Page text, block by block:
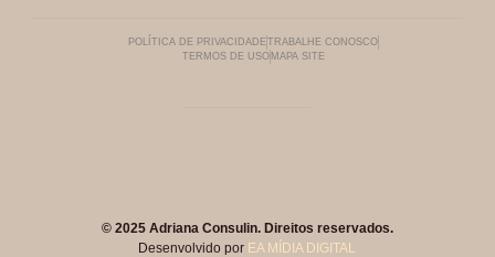
POLÍTICA DE PRIVACIDADE TRABALHE CONOSCO
TERMOS DE USO MAPA SITE
© 2025 Adriana Consulin. Direitos reservados.
Desenvolvido por EA MÍDIA DIGITAL